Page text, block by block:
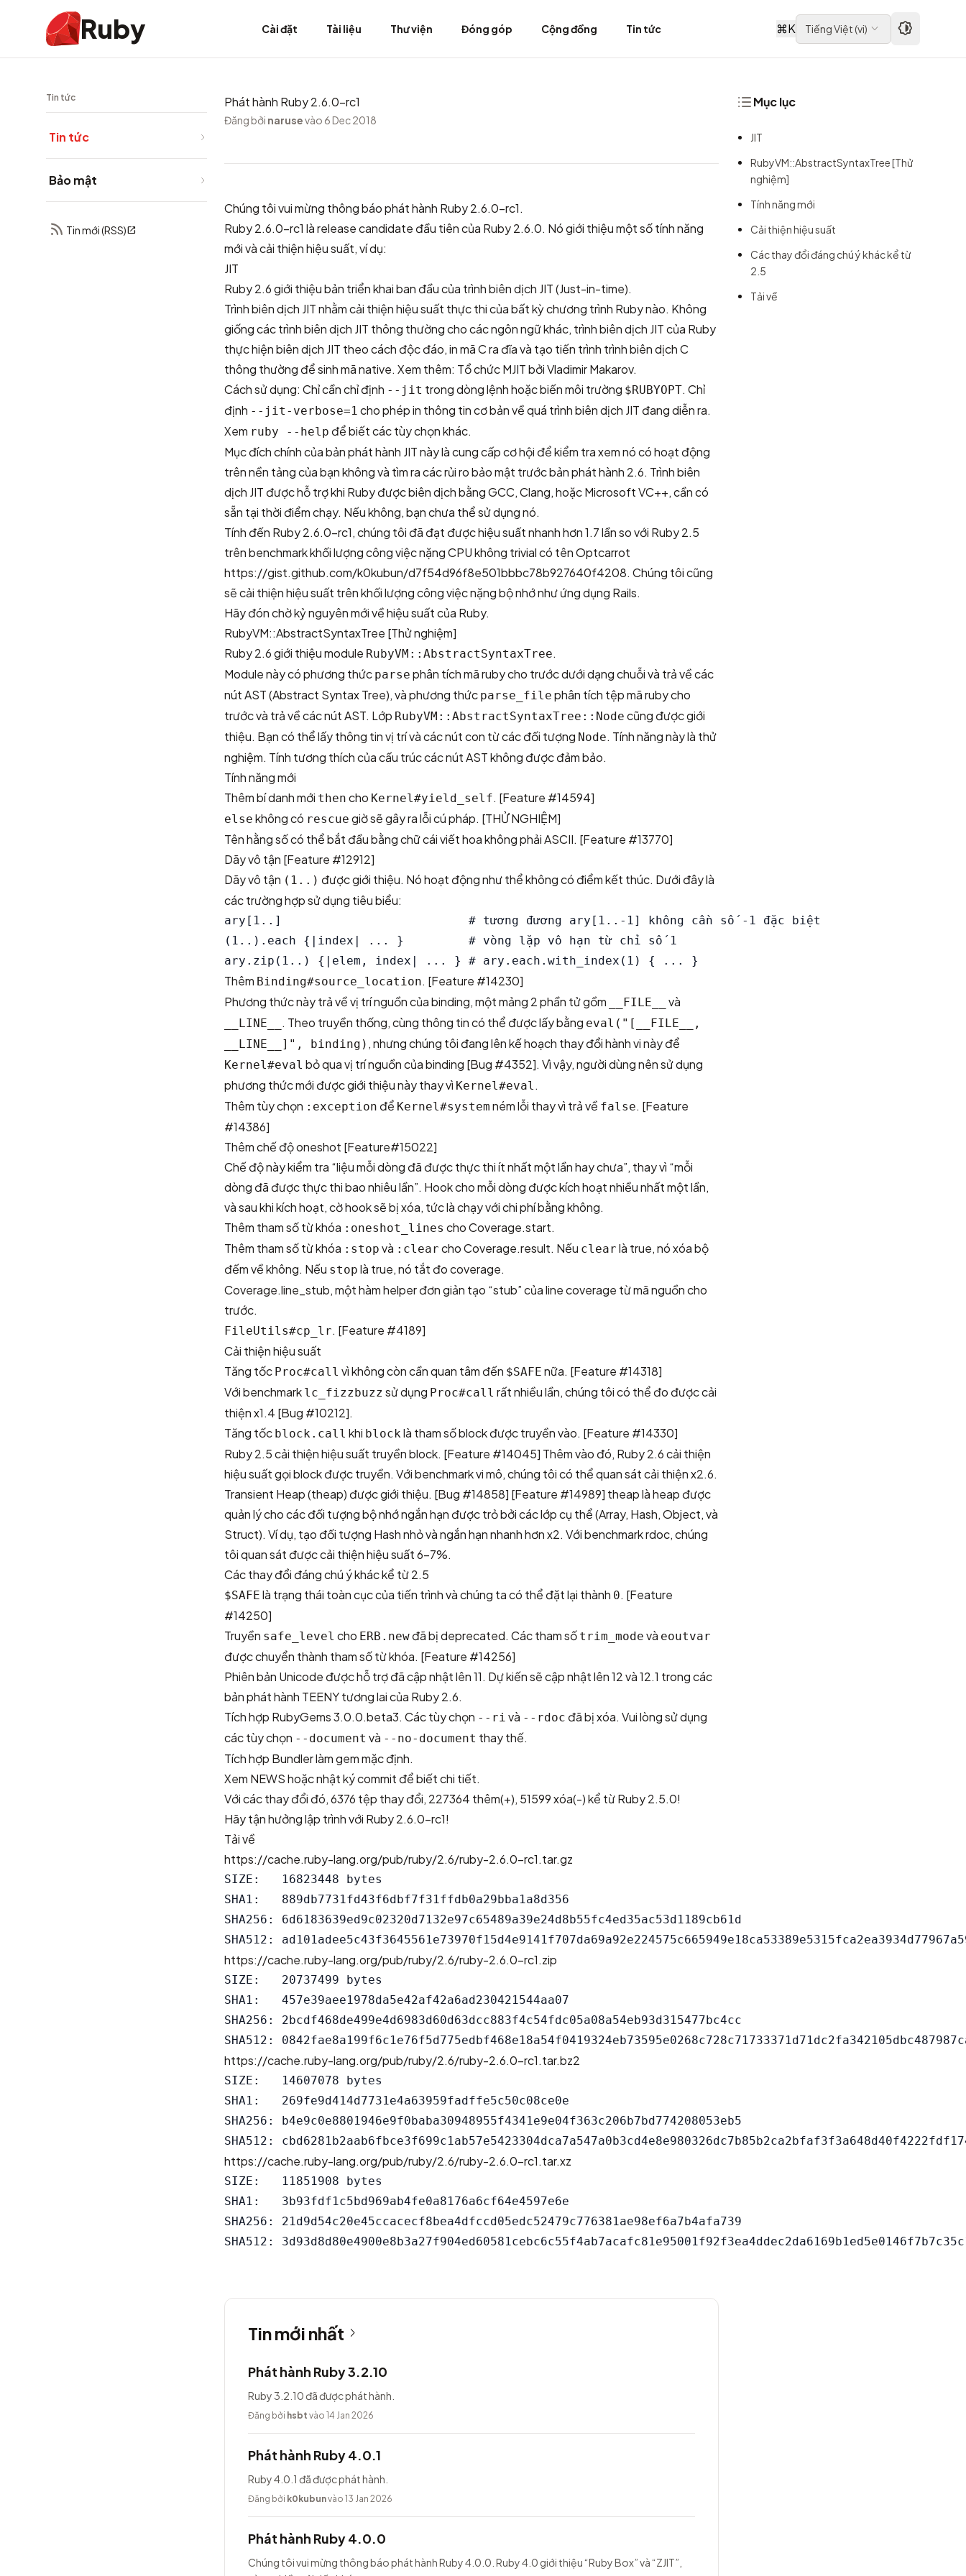
Ruby Cài đặt Tài liệu Thư viện Đóng góp Cộng đồng Tin tức ⌘K Tiếng Việt(vi)
Tin tức
Tin tức
Bảo mật
Tin mới (RSS)
Phát hành Ruby 2.6.0-rc1
Đăng bởi narusevào 6 Dec 2018
Chúng tôi vui mừng thông báo phát hành Ruby 2.6.0-rc1.
Ruby 2.6.0-rc1 là release candidate đầu tiên của Ruby 2.6.0. Nó giới thiệu một số tính năng
mới và cải thiện hiệu suất, ví dụ:
JIT
Ruby 2.6 giới thiệu bản triển khai ban đầu của trình biên dịch JIT (Just-in-time).
Trình biên dịch JIT nhằm cải thiện hiệu suất thực thi của bất kỳ chương trình Ruby nào. Không
giống các trình biên dịch JIT thông thường cho các ngôn ngữ khác, trình biên dịch JIT của Ruby
thực hiện biên dịch JIT theo cách độc đáo, in mã C ra đĩa và tạo tiến trình trình biên dịch C
thông thường để sinh mã native. Xem thêm: Tổ chức MJIT bởi Vladimir Makarov.
Cách sử dụng: Chỉ cần chỉ định --jit trong dòng lệnh hoặc biến môi trường $RUBYOPT. Chỉ
định --jit-verbose=1 cho phép in thông tin cơ bản về quá trình biên dịch JIT đang diễn ra.
Xem ruby --help để biết các tùy chọn khác.
Mục đích chính của bản phát hành JIT này là cung cấp cơ hội để kiểm tra xem nó có hoạt động
trên nền tảng của bạn không và tìm ra các rủi ro bảo mật trước bản phát hành 2.6. Trình biên
dịch JIT được hỗ trợ khi Ruby được biên dịch bằng GCC, Clang, hoặc Microsoft VC++, cần có
sẵn tại thời điểm chạy. Nếu không, bạn chưa thể sử dụng nó.
Tính đến Ruby 2.6.0-rc1, chúng tôi đã đạt được hiệu suất nhanh hơn 1.7 lần so với Ruby 2.5
trên benchmark khối lượng công việc nặng CPU không trivial có tên Optcarrot
https://gist.github.com/k0kubun/d7f54d96f8e501bbbc78b927640f4208. Chúng tôi cũng
sẽ cải thiện hiệu suất trên khối lượng công việc nặng bộ nhớ như ứng dụng Rails.
Hãy đón chờ kỷ nguyên mới về hiệu suất của Ruby.
RubyVM::AbstractSyntaxTree [Thử nghiệm]
Ruby 2.6 giới thiệu module RubyVM::AbstractSyntaxTree.
Module này có phương thức parse phân tích mã ruby cho trước dưới dạng chuỗi và trả về các
nút AST (Abstract Syntax Tree), và phương thức parse_file phân tích tệp mã ruby cho
trước và trả về các nút AST. Lớp RubyVM::AbstractSyntaxTree::Node cũng được giới
thiệu. Bạn có thể lấy thông tin vị trí và các nút con từ các đối tượng Node. Tính năng này là thử
nghiệm. Tính tương thích của cấu trúc các nút AST không được đảm bảo.
Tính năng mới
Thêm bí danh mới then cho Kernel#yield_self. [Feature #14594]
else không có rescue giờ sẽ gây ra lỗi cú pháp. [THỬ NGHIỆM]
Tên hằng số có thể bắt đầu bằng chữ cái viết hoa không phải ASCII. [Feature #13770]
Dãy vô tận [Feature #12912]
Dãy vô tận (1..) được giới thiệu. Nó hoạt động như thể không có điểm kết thúc. Dưới đây là
các trường hợp sử dụng tiêu biểu:
ary[1..]                          # tương đương ary[1..-1] không cần số -1 đặc biệt
(1..).each {|index| ... }         # vòng lặp vô hạn từ chỉ số 1
Thêm Binding#source_location. [Feature #14230]
Phương thức này trả về vị trí nguồn của binding, một mảng 2 phần tử gồm
__FILE__ và
__LINE__ . Theo truyền thống, cùng thông tin có thể được lấy bằng eval("[__FILE__,
__LINE__]", binding) , nhưng chúng tôi đang lên kế hoạch thay đổi hành vi này để
Kernel#eval bỏ qua vị trí nguồn của binding [Bug #4352]. Vì vậy, người dùng nên sử dụng
phương thức mới được giới thiệu này thay vì Kernel#eval .
Thêm tùy chọn :exception để Kernel#system ném lỗi thay vì trả về false. [Feature
#14386]
Thêm chế độ oneshot [Feature#15022]
Chế độ này kiểm tra “liệu mỗi dòng đã được thực thi ít nhất một lần hay chưa”, thay vì “mỗi
dòng đã được thực thi bao nhiêu lần”. Hook cho mỗi dòng được kích hoạt nhiều nhất một lần,
và sau khi kích hoạt, cờ hook sẽ bị xóa, tức là chạy với chi phí bằng không.
Thêm tham số từ khóa :oneshot_lines cho Coverage.start.
Thêm tham số từ khóa :stop và :clear cho Coverage.result. Nếu clear là true, nó xóa bộ
đếm về không. Nếu stop là true, nó tắt đo coverage.
Coverage.line_stub, một hàm helper đơn giản tạo “stub” của line coverage từ mã nguồn cho
trước.
FileUtils#cp_lr. [Feature #4189]
Cải thiện hiệu suất
Tăng tốc Proc#call vì không còn cần quan tâm đến $SAFE nữa. [Feature #14318]
Với benchmark lc_fizzbuzz sử dụng Proc#call rất nhiều lần, chúng tôi có thể đo được cải
thiện x1.4 [Bug #10212].
Tăng tốc block.call khi blocklà tham số block được truyền vào. [Feature #14330]
Ruby 2.5 cải thiện hiệu suất truyền block. [Feature #14045] Thêm vào đó, Ruby 2.6 cải thiện
hiệu suất gọi block được truyền. Với benchmark vi mô, chúng tôi có thể quan sát cải thiện x2.6.
Transient Heap (theap) được giới thiệu. [Bug #14858] [Feature #14989] theap là heap được
quản lý cho các đối tượng bộ nhớ ngắn hạn được trỏ bởi các lớp cụ thể (Array, Hash, Object, và
Struct). Ví dụ, tạo đối tượng Hash nhỏ và ngắn hạn nhanh hơn x2. Với benchmark rdoc, chúng
tôi quan sát được cải thiện hiệu suất 6-7%.
Các thay đổi đáng chú ý khác kể từ 2.5
$SAFE là trạng thái toàn cục của tiến trình và chúng ta có thể đặt lại thành 0. [Feature
#14250]
Truyền safe_level cho ERB.new đã bị deprecated. Các tham số trim_mode và eoutvar
được chuyển thành tham số từ khóa. [Feature #14256]
Phiên bản Unicode được hỗ trợ đã cập nhật lên 11. Dự kiến sẽ cập nhật lên 12 và 12.1 trong các
bản phát hành TEENY tương lai của Ruby 2.6.
Tích hợp RubyGems 3.0.0.beta3. Các tùy chọn --ri và --rdoc đã bị xóa. Vui lòng sử dụng
các tùy chọn --document và --no-document thay thế.
Tích hợp Bundlerlàm gem mặc định.
Xem NEWShoặcnhật ký commit để biết chi tiết.
Với các thay đổi đó,6376 tệp thay đổi, 227364 thêm(+), 51599 xóa(-)kể từ Ruby 2.5.0!
Hãy tận hưởng lập trình với Ruby 2.6.0-rc1!
Tải về
https://cache.ruby-lang.org/pub/ruby/2.6/ruby-2.6.0-rc1.tar.gz
SIZE:   16823448 bytes
SHA1:   889db7731fd43f6dbf7f31ffdb0a29bba1a8d356
SHA256: 6d6183639ed9c02320d7132e97c65489a39e24d8b55fc4ed35ac53d1189cb61d
https://cache.ruby-lang.org/pub/ruby/2.6/ruby-2.6.0-rc1.zip
SIZE:   20737499 bytes
SHA1:   457e39aee1978da5e42af42a6ad230421544aa07
SHA256: 2bcdf468de499e4d6983d60d63dcc883f4c54fdc05a08a54eb93d315477bc4cc
https://cache.ruby-lang.org/pub/ruby/2.6/ruby-2.6.0-rc1.tar.bz2
SIZE:   14607078 bytes
SHA1:   269fe9d414d7731e4a63959fadffe5c50c08ce0e
SHA256: b4e9c0e8801946e9f0baba30948955f4341e9e04f363c206b7bd774208053eb5
https://cache.ruby-lang.org/pub/ruby/2.6/ruby-2.6.0-rc1.tar.xz
SIZE:   11851908 bytes
SHA1:   3b93fdf1c5bd969ab4fe0a8176a6cf64e4597e6e
SHA256: 21d9d54c20e45ccacecf8bea4dfccd05edc52479c776381ae98ef6a7b4afa739
Tin mới nhất
Phát hành Ruby 3.2.10
Ruby 3.2.10 đã được phát hành.
Đăng bởi hsbt vào 14 Jan 2026
Phát hành Ruby 4.0.1
Ruby 4.0.1 đã được phát hành.
Đăng bởi k0kubunvào 13 Jan 2026
Phát hành Ruby 4.0.0
Chúng tôi vui mừng thông báo phát hành Ruby 4.0.0. Ruby 4.0 giới thiệu “Ruby Box” và “ZJIT”,
Mục lục
JIT
RubyVM::AbstractSyntaxTree [Thử
nghiệm]
Tính năng mới
Cải thiện hiệu suất
Các thay đổi đáng chú ý khác kể từ
2.5
Tải về